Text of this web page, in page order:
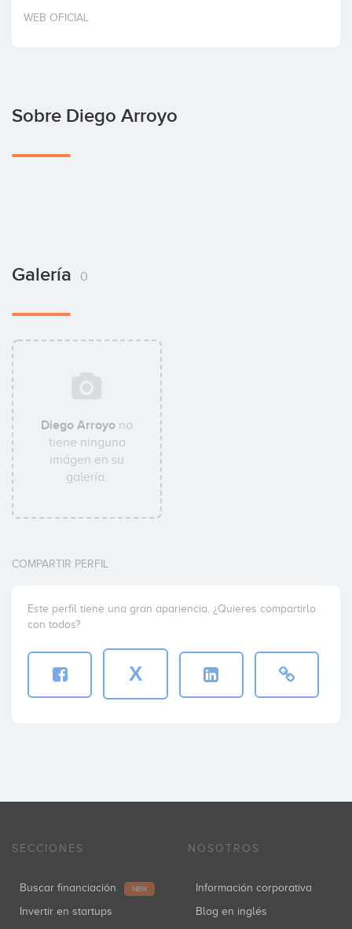
Invertir
WEB OFICIAL
Sobre Diego Arroyo
Galería 0
Diego Arroyo no
tiene ninguna
imágen en su
galería.
COMPARTIR PERFIL
Este perfil tiene una gran apariencia. ¿Quieres compartirlo
con todos?
X
SECCIONES
Buscar financiación NEW
Invertir en startups
NOSOTROS
Información corporativa
Blog en inglés